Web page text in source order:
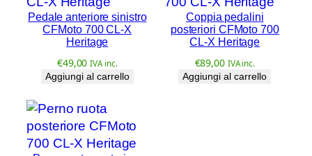
Pedale anteriore sinistro
CFMoto 700 CL-X
Heritage
€49,00 IVA inc.
Aggiungi al carrello
Coppia pedalini
posteriori CFMoto 700
CL-X Heritage
€89,00 IVA inc.
Aggiungi al carrello